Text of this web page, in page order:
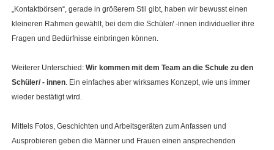
„Kontaktbörsen“, gerade in größerem Stil gibt, haben wir bewusst einen
kleineren Rahmen gewählt, bei dem die Schüler/ -innen individueller ihre
Fragen und Bedürfnisse einbringen können.
Weiterer Unterschied: Wir kommen mit dem Team an die Schule zu den
Schüler/ - innen. Ein einfaches aber wirksames Konzept, wie uns immer
wieder bestätigt wird.
Mittels Fotos, Geschichten und Arbeitsgeräten zum Anfassen und
Ausprobieren geben die Männer und Frauen einen ansprechenden